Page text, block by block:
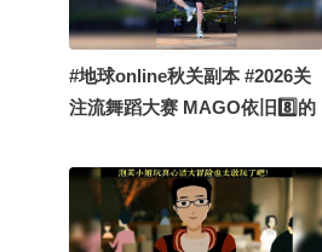
#地球online秋关副本 #2026关
注流舞蹈大赛 MAGO依旧8️⃣的
公鹿 @KPOP狐 @搜狐视频官
方小助手 @老公王
JEPUNG_QF @素部鸟_反方三